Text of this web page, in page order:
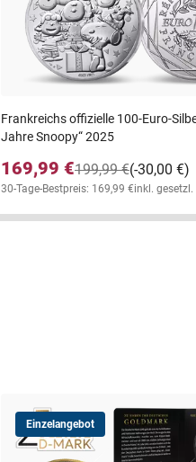
Frankreichs offizielle 100-Euro-
Jahre Snoopy“ 2025
169,99 € (-30,00 €)
199,99 €
30-Tage-Bestpreis: 169,99 €inkl. gesetzl.
Einzelangebot